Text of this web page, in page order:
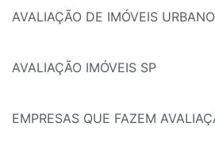
AVALIAÇÃO DE IMÓVEIS
AVALIAÇÃO IMÓVEIS SP
EMPRESAS QUE FAZEM